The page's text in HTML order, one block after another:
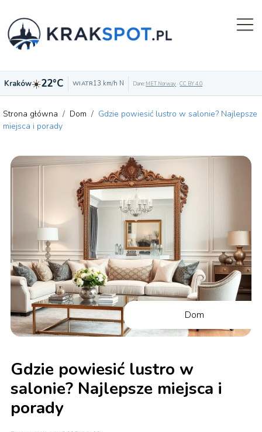
Kraków☀️22°C WIATR13 km/h N Dane:MET Norway·CC BY 4.0
Strona główna / Dom / Gdzie powiesić lustro w salonie? Najlepsze
miejsca i porady
Dom
Gdzie powiesić lustro w
salonie? Najlepsze miejsca i
porady